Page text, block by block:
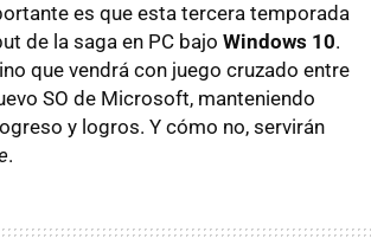
es que esta tercera temporada
de la saga en PC bajo Windows 10.
que vendrá con juego cruzado entre
SO de Microsoft, manteniendo
y logros. Y cómo no, servirán
.